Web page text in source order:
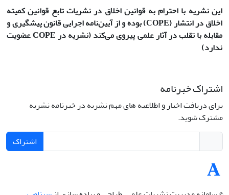
این نشریه با احترام به قوانین اخلاق در نشریات تابع قوانین کمیته
اخلاق در انتشار(COPE)بوده و از آیین‌نامه اجرایی قانون پیشگیری و
مقابله با تقلب در آثار علمی پیروی می‌کند (نشریه در COPE عضویت
ندارد)
اشتراک خبرنامه
برای دریافت اخبار و اطلاعیه های مهم نشریه در خبرنامه نشریه
مشترک شوید.
اشتراک